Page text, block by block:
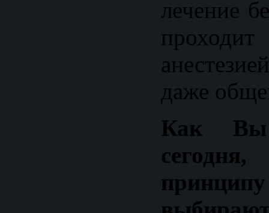
лечение
даже
Как Вы